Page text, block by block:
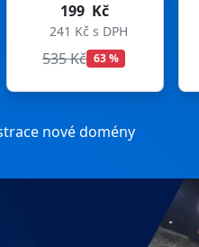
199 Kč
241 Kč s DPH
535 Kč 63 %
nové domény